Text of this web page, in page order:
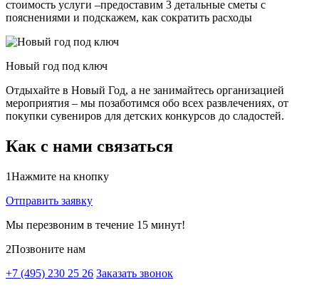
стоимость услуги –предоставим 3 детальные сметы с
пояснениями и подскажем, как сократить расходы
Новый год под ключ
Отдыхайте в Новый Год, а не занимайтесь организацией
мероприятия – мы позаботимся обо всех развлечениях, от
покупки сувениров для детских конкурсов до сладостей.
Как с нами связаться
1Нажмите на кнопку
Отправить заявку
Мы перезвоним в течение 15 минут!
2Позвоните нам
+7 (495) 230 25 26 Заказать звонок